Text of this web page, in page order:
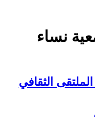
نساء
الثقافي